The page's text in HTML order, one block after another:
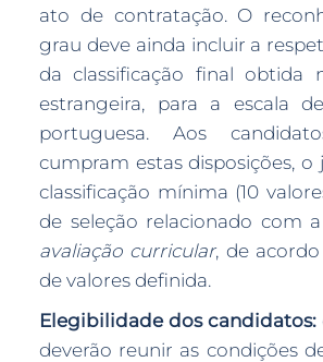
ato de contratação. O
grau deve ainda incluir a
da classificação final obtida
estrangeira, para a escala
portuguesa. Aos
cumpram estas disposições, o
classificação mínima (10
de seleção relacionado com
avaliação curricular, de
de valores definida.
Elegibilidade dos candidatos:
deverão reunir as condições